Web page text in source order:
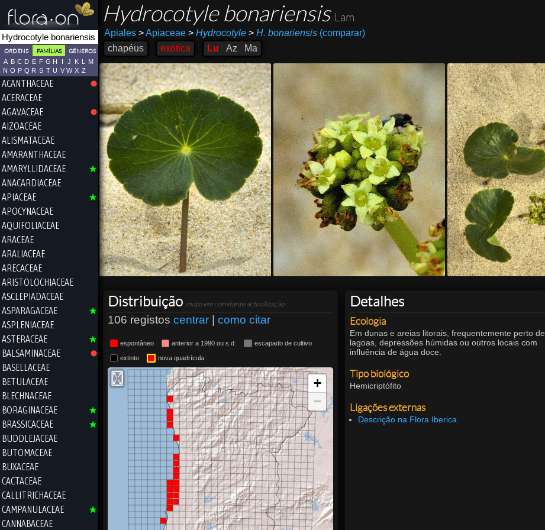
ORDENS FAMÍLIAS GÉNEROS
A B C D E F G H I J K L
M
N O P Q R S T U V W X Z
ACANTHACEAE
ACERACEAE
AGAVACEAE
AIZOACEAE
ALISMATACEAE
AMARANTHACEAE
AMARYLLIDACEAE
ANACARDIACEAE
APIACEAE
APOCYNACEAE
AQUIFOLIACEAE
ARACEAE
ARALIACEAE
ARECACEAE
ARISTOLOCHIACEAE
ASCLEPIADACEAE
ASPARAGACEAE
ASPLENIACEAE
ASTERACEAE
BALSAMINACEAE
BASELLACEAE
BETULACEAE
BLECHNACEAE
BORAGINACEAE
BRASSICACEAE
BUDDLEJACEAE
BUTOMACEAE
BUXACEAE
CACTACEAE
CALLITRICHACEAE
CAMPANULACEAE
CANNABACEAE
Hydrocotyle bonariensis Lam.
Apiales >Apiaceae > Hydrocotyle > H. bonariensis(comparar)
chapéus
exótica Lu Az Ma
Distribuição mapa em constante actualização
106 registos centrar | como citar
espontâneo anterior a 1990 ou s.d. escapado de cultivo
extinto nova quadrícula
+
−
Detalhes
Ecologia
Em dunas e areias litorais, frequentemente perto de
lagoas, depressões húmidas ou outros locais com
influência de água doce.
Tipo biológico
Hemicriptófito
Ligações externas
Descrição na Flora Iberica